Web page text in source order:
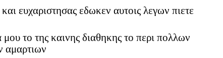
ευχαριστησας εδωκεν αυτοις λεγων πιετε
μου το της καινης διαθηκης το περι πολλων
αμαρτιων